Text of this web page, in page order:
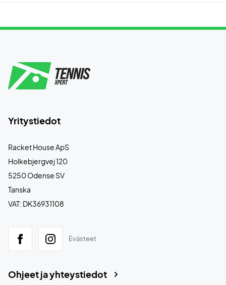
Yritystiedot
Racket House ApS
Holkebjergvej 120
5250 Odense SV
Tanska
VAT: DK36931108
Evästeet
Ohjeet ja yhteystiedot